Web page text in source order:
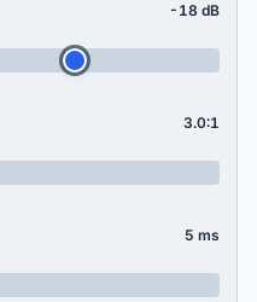
-18 dB
3.0:1
5 ms